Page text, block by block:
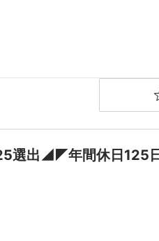
選出◢◤年間休日125